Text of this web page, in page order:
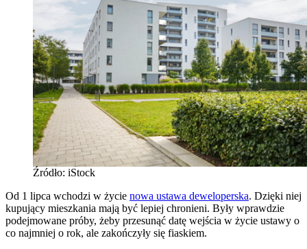
Źródło: iStock
Od 1 lipca wchodzi w życie nowa ustawa deweloperska. Dzięki niej
kupujący mieszkania mają być lepiej chronieni. Były wprawdzie
podejmowane próby, żeby przesunąć datę wejścia w życie ustawy o
co najmniej o rok, ale zakończyły się fiaskiem.